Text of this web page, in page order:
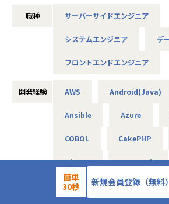
◆取引業界
・ システム要件定義・設計（上流）SE
※ご志向・ご希望に応じて、プロジェク
を前提としています。
★転勤がない会社
地域愛採用を行っているため、基本的に
範囲でプロジェクトを選定。
職種 サーバーサイドエンジニア
システムエンジニア デ
フロントエンドエンジニア
開発経験 AWS Android(Java)
Ansible Azure
COBOL CakePHP
Django Express.js
Flask Flutter
簡単
30秒
新規会員登録（無料）